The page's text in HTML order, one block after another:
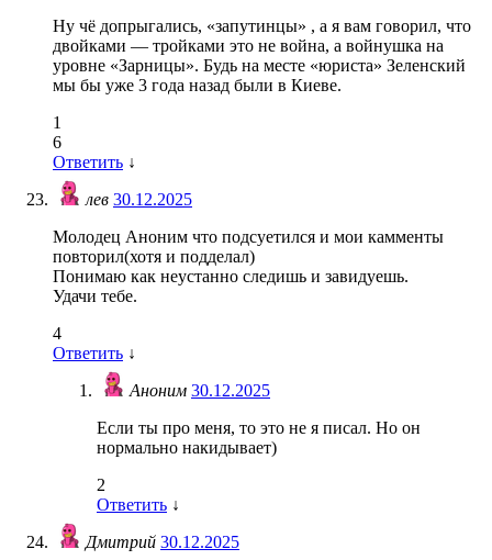
Ну чё допрыгались, «запутинцы» , а я вам говорил, что
двойками — тройками это не война, а войнушка на
уровне «Зарницы». Будь на месте «юриста» Зеленский
мы бы уже 3 года назад были в Киеве.
1
6
Ответить ↓
лев 30.12.2025
Молодец Аноним что подсуетился и мои камменты
повторил(хотя и подделал)
Понимаю как неустанно следишь и завидуешь.
Удачи тебе.
4
Ответить ↓
Аноним 30.12.2025
Если ты про меня, то это не я писал. Но он
нормально накидывает)
2
Ответить ↓
Дмитрий 30.12.2025